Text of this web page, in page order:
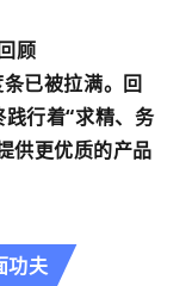
已被拉满。 回
践行着“求精、务
供更优质的产品
功夫